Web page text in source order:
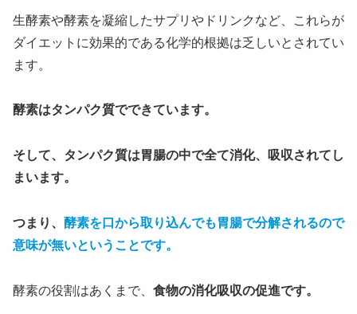
生酵素や酵素を凝縮したサプリやドリンクなど、これらが
ダイエットに効果的である化学的根拠は乏しいとされてい
ます。
酵素はタンパク質でできています。
そして、タンパク質は胃腸の中で全て消化、吸収されてし
まいます。
つまり、 酵素を口から取り込んでも胃腸で分解されるので
意味が無いということです。
酵素の役割はあくまで、 食物の消化吸収の促進です。